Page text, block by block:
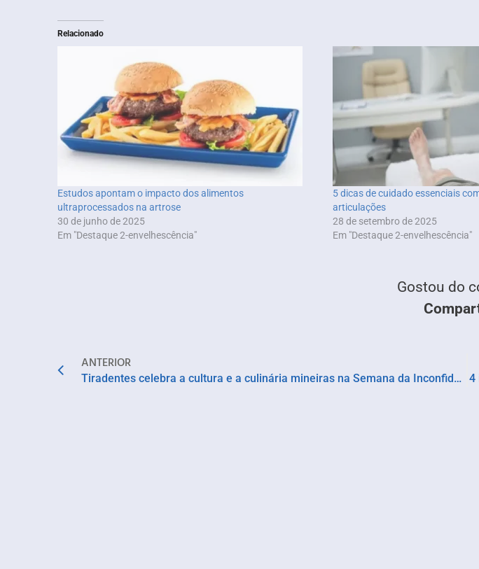
Relacionado
Estudos apontam o impacto dos alimentos
ultraprocessados na artrose
30 de junho de 2025
Em "Destaque 2-envelhescência"
5 dicas de cuidado essenciais
articulações
28 de setembro de 2025
Em "Destaque 2-envelhescência"
Gostou do
ANTERIOR
Tiradentes celebra a cultura e a culinária mineiras na Semana da Inconfidência 4